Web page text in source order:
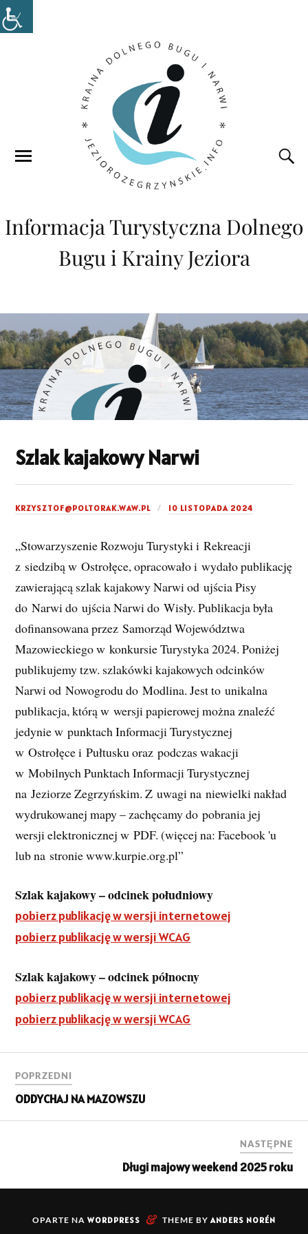
Informacja Turystyczna Dolnego
Bugu i Krainy Jeziora
Szlak kajakowy Narwi
KRZYSZTOF@POLTORAK.WAW.PL 10 LISTOPADA 2024
„Stowarzyszenie Rozwoju Turystyki i Rekreacji
z siedzibą w Ostrołęce, opracowało i wydało publikację
zawierającą szlak kajakowy Narwi od ujścia Pisy
do Narwi do ujścia Narwi do Wisły. Publikacja była
dofinansowana przez Samorząd Województwa
Mazowieckiego w konkursie Turystyka 2024. Poniżej
publikujemy tzw. szlakówki kajakowych odcinków
Narwi od Nowogrodu do Modlina. Jest to unikalna
publikacja, którą w wersji papierowej można znaleźć
jedynie w punktach Informacji Turystycznej
w Ostrołęce i Pułtusku oraz podczas wakacji
w Mobilnych Punktach Informacji Turystycznej
na Jeziorze Zegrzyńskim. Z uwagi na niewielki nakład
wydrukowanej mapy – zachęcamy do pobrania jej
wersji elektronicznej w PDF. (więcej na: Facebook 'u
lub na stronie www.kurpie.org.pl”
Szlak kajakowy – odcinek południowy
pobierz publikację w wersji internetowej
pobierz publikację w wersji WCAG
Szlak kajakowy – odcinek północny
pobierz publikację w wersji internetowej
pobierz publikację w wersji WCAG
POPRZEDNI
ODDYCHAJ NA MAZOWSZU
NASTĘPNE
Długi majowy weekend 2025 roku
OPARTE NA WORDPRESS & THEME BYANDERS NORÉN